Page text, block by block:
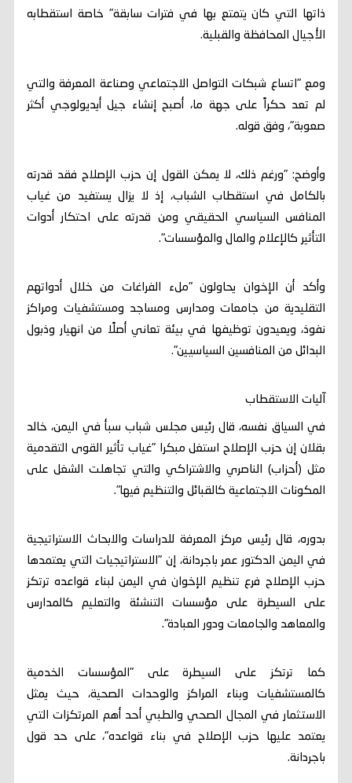
ذاتها التي كان يتمتع بها في فترات سابقة" خاصة استقطابه
الأجيال المحافظة والقبلية.
ومع "اتساع شبكات التواصل الاجتماعي وصناعة المعرفة والتي
لم تعد حكراً على جهة ما، أصبح إنشاء جيل أيديولوجي أكثر
صعوبة"، وفق قوله.
وأوضح: "ورغم ذلك، لا يمكن القول إن حزب الإصلاح فقد قدرته
بالكامل في استقطاب الشباب، إذ لا يزال يستفيد من غياب
المنافس السياسي الحقيقي ومن قدرته على احتكار أدوات
التأثير كالإعلام والمال والمؤسسات".
وأكد أن الإخوان يحاولون "ملء الفراغات من خلال أدواتهم
التقليدية من جامعات ومدارس ومساجد ومستشفيات ومراكز
نفوذ، ويعيدون توظيفها في بيئة تعاني أصلًا من انهيار وذبول
البدائل من المنافسين السياسيين".
آليات الاستقطاب
في السياق نفسه، قال ‏رئيس مجلس شباب سبأ في اليمن، خالد
بقلان إن حزب الإصلاح استغل مبكرا "غياب تأثير القوى التقدمية
مثل (أحزاب) الناصري والاشتراكي والتي تجاهلت الشغل على
المكونات الاجتماعية كالقبائل والتنظيم فيها".
بدوره، قال رئيس مركز المعرفة للدراسات والابحاث الاستراتيجية
في اليمن الدكتور عمر باجردانة، إن "الاستراتيجيات التي يعتمدها
حزب الإصلاح فرع تنظيم الإخوان في اليمن لبناء قواعده ترتكز
على السيطرة على مؤسسات التنشئة والتعليم كالمدارس
والمعاهد والجامعات ودور العبادة".
كما ترتكز على السيطرة على "المؤسسات الخدمية
كالمستشفيات وبناء المراكز والوحدات الصحية، حيث يمثل
الاستثمار في المجال الصحي والطبي أحد أهم المرتكزات التي
يعتمد عليها حزب الإصلاح في بناء قواعده"، على حد قول
باجردانة.